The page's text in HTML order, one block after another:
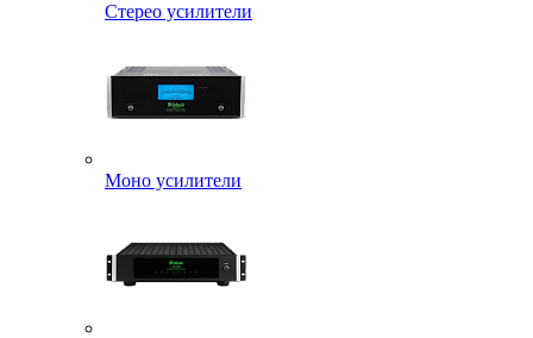
Стерео усилители
Моно усилители